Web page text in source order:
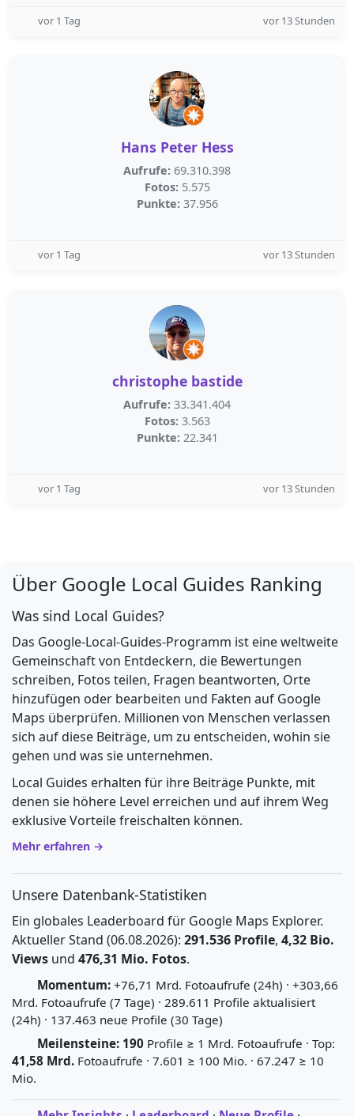
vor 1 Tag vor 13 Stunden
Hans Peter Hess
Aufrufe: 69.310.398
Fotos: 5.575
Punkte: 37.956
vor 1 Tag vor 13 Stunden
christophe bastide
Aufrufe: 33.341.404
Fotos: 3.563
Punkte: 22.341
vor 1 Tag vor 13 Stunden
Über Google Local Guides Ranking
Was sind Local Guides?
Das Google-Local-Guides-Programm ist eine weltweite
Gemeinschaft von Entdeckern, die Bewertungen
schreiben, Fotos teilen, Fragen beantworten, Orte
hinzufügen oder bearbeiten und Fakten auf Google
Maps überprüfen. Millionen von Menschen verlassen
sich auf diese Beiträge, um zu entscheiden, wohin sie
gehen und was sie unternehmen.
Local Guides erhalten für ihre Beiträge Punkte, mit
denen sie höhere Level erreichen und auf ihrem Weg
exklusive Vorteile freischalten können.
Mehr erfahren →
Unsere Datenbank-Statistiken
Ein globales Leaderboard für Google Maps Explorer.
Aktueller Stand (06.08.2026): 291.536 Profile, 4,32 Bio.
Views und 476,31 Mio. Fotos.
Momentum: +76,71 Mrd. Fotoaufrufe (24h) · +303,66
Mrd. Fotoaufrufe (7 Tage) · 289.611 Profile aktualisiert
(24h) · 137.463 neue Profile (30 Tage)
Meilensteine: 190 Profile ≥ 1 Mrd. Fotoaufrufe · Top:
41,58 Mrd. Fotoaufrufe · 7.601 ≥ 100 Mio. · 67.247 ≥ 10
Mio.